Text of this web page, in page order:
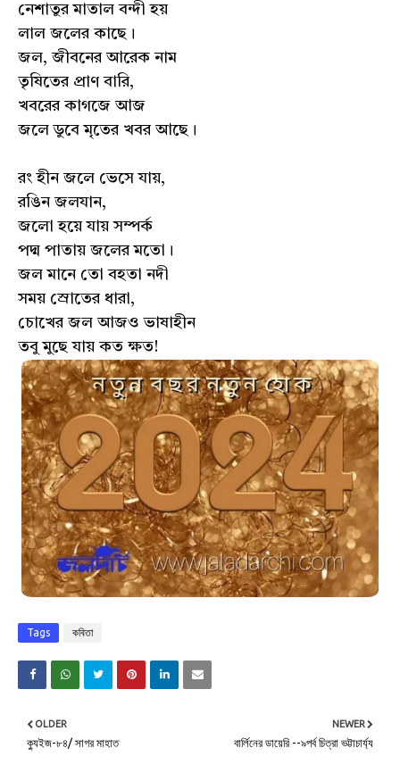
নেশাতুর মাতাল বন্দী হয়
লাল জলের কাছে।
জল, জীবনের আরেক নাম
তৃষিতের প্রাণ বারি,
খবরের কাগজে আজ
জলে ডুবে মৃতের খবর আছে।
রং হীন জলে ভেসে যায়,
রঙিন জলযান,
জলো হয়ে যায় সম্পর্ক
পদ্ম পাতায় জলের মতো।
জল মানে তো বহতা নদী
সময় স্রোতের ধারা,
চোখের জল আজও ভাষাহীন
তবু মুছে যায় কত ক্ষত!
Tags কবিতা
NEWER
বার্লিনের ডায়েরি --৯পর্ব চিত্রা ভট্টাচার্য্য
OLDER
ক্যুইজ-৮৪/ সাগর মাহাত